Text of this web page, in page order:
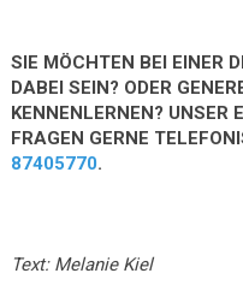
SIE MÖCHTEN BEI EINER
DABEI SEIN? ODER
KENNENLERNEN? UNSER
FRAGEN GERNE
87405770.
Text: Melanie Kiel